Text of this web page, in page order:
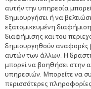
αυτήν την υπηρεσία
δημιουργήσει ή να
εξατομικευμένη
διαφήμισης και του
δημιουργηθούν αναφορές
αυτών των άλλων. Η
μπορεί να βοηθήσει στην
υπηρεσιών. Μπορείτε να
περισσότερες